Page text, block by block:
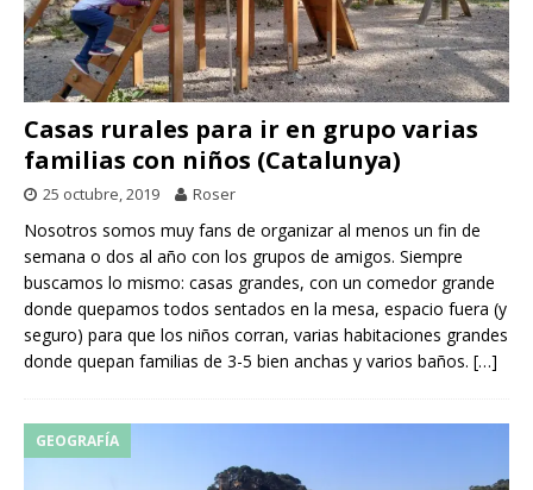
Casas rurales para ir en grupo varias
familias con niños (Catalunya)
25 octubre, 2019 Roser
Nosotros somos muy fans de organizar al menos un fin de
semana o dos al año con los grupos de amigos. Siempre
buscamos lo mismo: casas grandes, con un comedor grande
donde quepamos todos sentados en la mesa, espacio fuera (y
seguro) para que los niños corran, varias habitaciones grandes
donde quepan familias de 3-5 bien anchas y varios baños. […]
GEOGRAFÍA